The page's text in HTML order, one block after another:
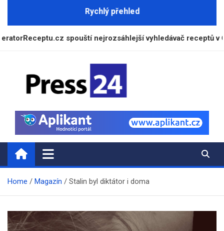
Rychlý přehled
spouští nejrozsáhlejší vyhledávač receptů v České
Press24.cz
Zpravodajský a informační portál
Home Magazín Stalin byl diktátor i doma